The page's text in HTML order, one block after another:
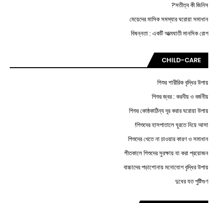
সতীত্ব কী জিনিস?
মেয়েদের মাসিক সমস্যার ঘরোয়া সমাধান
বিষন্নতা : একটি আত্মঘাতী মানসিক রোগ
CHILD-CARE
শিশুর শারীরিক বৃদ্ধির উপায়
শিশুর জ্বর : করনীয় ও বর্জনীয়
শিশুর কোষ্ঠকাঠিন্য দূর করার ঘরোয়া উপায়
শিশুদের হাসপাতালে ঘুরতে নিয়ে আসা!
শিশুদের খেতে না চাওয়ার কারণ ও সমাধান
শীতকালে শিশুদের সুরক্ষায় যা করা প্রয়োজন
বাচ্চাদের পড়াশোনায় মনোযোগ বৃদ্ধির উপায়
দুধের যত পুষ্টিগুণ